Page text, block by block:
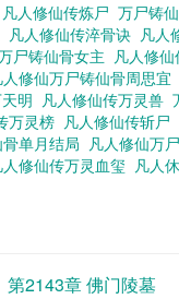
凡人修仙传炼尸 万尸铸
凡人修仙传淬骨诀 凡人
尸铸仙骨女主 凡人修
人修仙万尸铸仙骨周思宜
明 凡人修仙传万灵兽
万灵榜 凡人修仙传斩尸
单月结局 凡人修仙万
人修仙传万灵血玺 凡人
第2143章 佛门陵墓